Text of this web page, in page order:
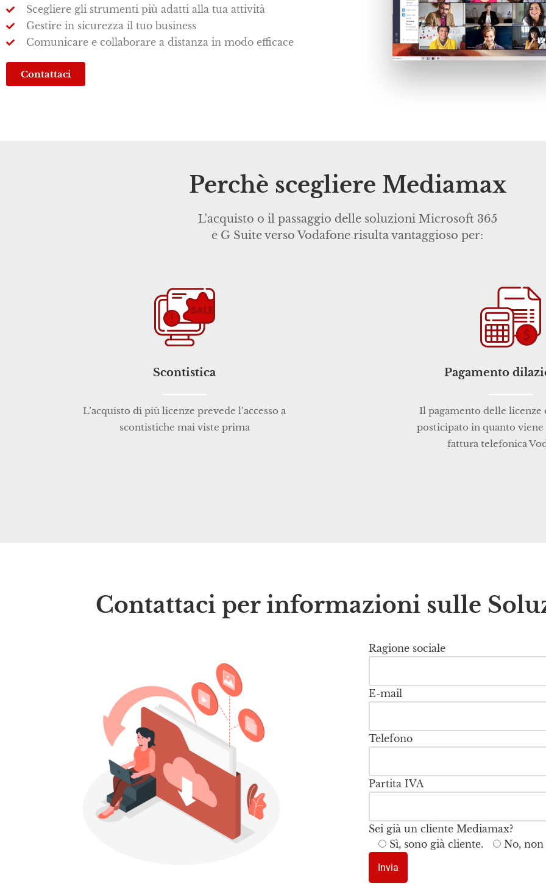
Scegliere gli strumenti più adatti alla tua attività
Gestire in sicurezza il tuo business
Comunicare e collaborare a distanza in modo efficace
Contattaci
Perchè scegliere Mediamax
L'acquisto o il passaggio delle soluzioni Microsoft 365
e G Suite verso Vodafone risulta vantaggioso per:
Scontistica
L’acquisto di più licenze prevede l’accesso a
scontistiche mai viste prima
Pagamento
Il pagamento delle licenze
posticipato in quanto viene
fattura telefonica
Contattaci per informazioni sulle
Ragione sociale
E-mail
Telefono
Partita IVA
Sei già un cliente Mediamax?
Sì, sono già cliente.
No, non